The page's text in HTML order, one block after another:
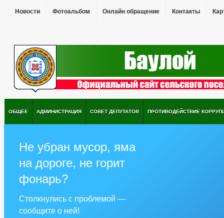
Новости Фотоальбом Онлайн обращение Контакты
ОБЩЕЕ АДМИНИСТРАЦИЯ СОВЕТ ДЕПУТАТОВ ПРОТИВОДЕЙСТВИЕ
Не убран мусор, яма
на дороге, не горит
фонарь?
Столкнулись с проблемой —
сообщите о ней!